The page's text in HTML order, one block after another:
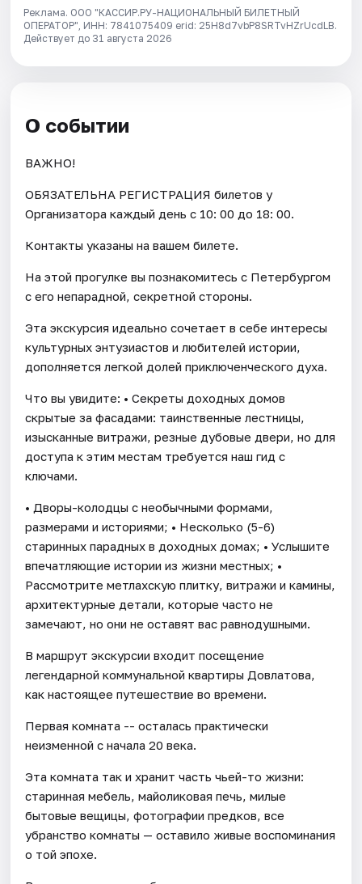
Реклама. ООО "КАССИР.РУ-НАЦИОНАЛЬНЫЙ БИЛЕТНЫЙ
ОПЕРАТОР", ИНН: 7841075409 erid: 25H8d7vbP8SRTvHZrUcdLB.
Действует до 31 августа 2026
О событии
ВАЖНО!
ОБЯЗАТЕЛЬНА РЕГИСТРАЦИЯ билетов у
Организатора каждый день c 10: 00 до 18: 00.
Контакты указаны на вашем билете.
На этой прогулке вы познакомитесь с Петербургом
с его непарадной, секретной стороны.
Эта экскурсия идеально сочетает в себе интересы
культурных энтузиастов и любителей истории,
дополняется легкой долей приключенческого духа.
Что вы увидите: • Секреты доходных домов
скрытые за фасадами: таинственные лестницы,
изысканные витражи, резные дубовые двери, но для
доступа к этим местам требуется наш гид с
ключами.
• Дворы-колодцы с необычными формами,
размерами и историями; • Несколько (5-6)
старинных парадных в доходных домах; • Услышите
впечатляющие истории из жизни местных; •
Рассмотрите метлахскую плитку, витражи и камины,
архитектурные детали, которые часто не
замечают, но они не оставят вас равнодушными.
В маршрут экскурсии входит посещение
легендарной коммунальной квартиры Довлатова,
как настоящее путешествие во времени.
Первая комната -- осталась практически
неизменной с начала 20 века.
Эта комната так и хранит часть чьей-то жизни:
старинная мебель, майоликовая печь, милые
бытовые вещицы, фотографии предков, все
убранство комнаты — оставило живые воспоминания
о той эпохе.